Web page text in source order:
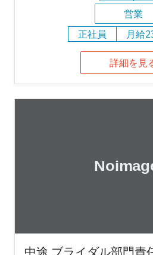
営業
正社員
月給
詳細を見
中途 ブライダル部門責